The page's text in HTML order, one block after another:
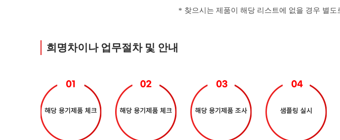
* 찾으시는 제품이 해당 리스트에 없을 경우 별
희명차이나 업무절차 및 안내